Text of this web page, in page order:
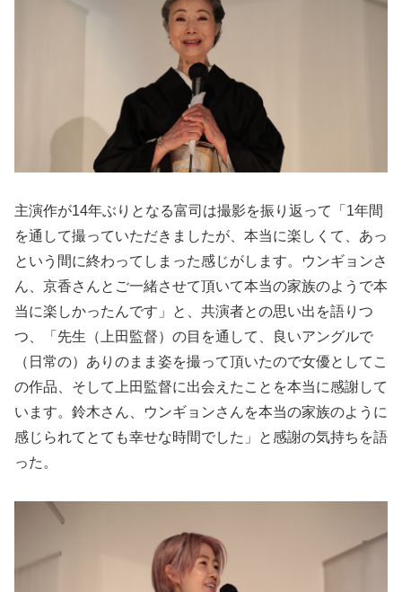
主演作が14年ぶりとなる富司は撮影を振り返って「1年間
を通して撮っていただきましたが、本当に楽しくて、あっ
という間に終わってしまった感じがします。ウンギョンさ
ん、京香さんとご一緒させて頂いて本当の家族のようで本
当に楽しかったんです」と、共演者との思い出を語りつ
つ、「先生（上田監督）の目を通して、良いアングルで
（日常の）ありのまま姿を撮って頂いたので女優としてこ
の作品、そして上田監督に出会えたことを本当に感謝して
います。鈴木さん、ウンギョンさんを本当の家族のように
感じられてとても幸せな時間でした」と感謝の気持ちを語
った。